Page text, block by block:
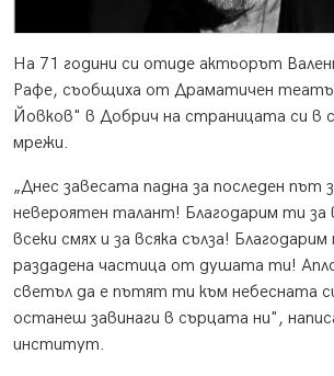
На 71 години си отиде актьорът
Рафе, съобщиха от Драматичен
Йовков" в Добрич на страницата си в
мрежи.
„Днес завесата падна за последен път
невероятен талант! Благодарим ти за
всеки смях и за всяка сълза! Благодарим
раздадена частица от душата ти!
светъл да е пътят ти към небесната
останеш завинаги в сърцата ни",
институт.